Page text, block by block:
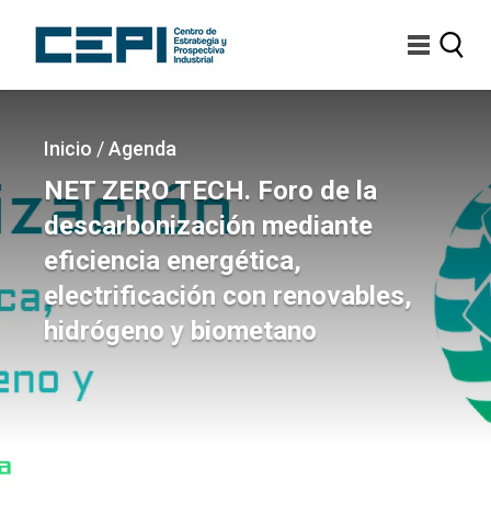
contenido
principal
Sobrescribir
enlaces
de
ayuda
a
la
navegación
Inicio /Agenda
NET ZERO TECH. Foro de la
descarbonización mediante
eficiencia energética,
electrificación con renovables,
hidrógeno y biometano